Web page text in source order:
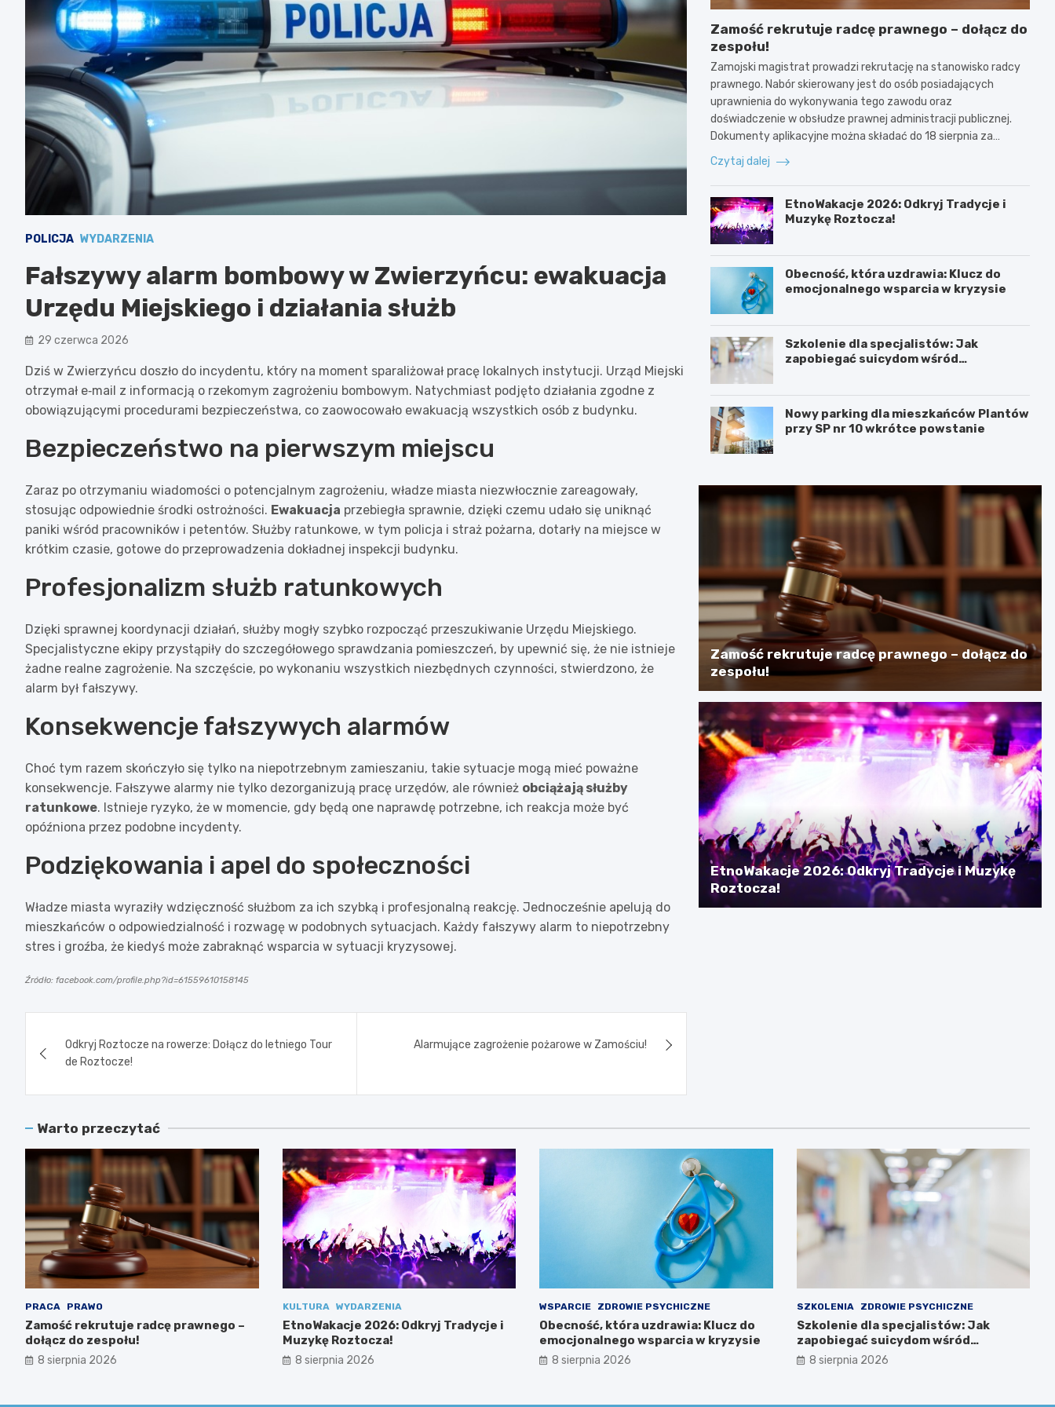
POLICJA WYDARZENIA
Fałszywy alarm bombowy w Zwierzyńcu: ewakuacja
Urzędu Miejskiego i działania służb
29 czerwca 2026
Dziś w Zwierzyńcu doszło do incydentu, który na moment sparaliżował pracę lokalnych instytucji. Urząd Miejski
otrzymał e‑mail z informacją o rzekomym zagrożeniu bombowym. Natychmiast podjęto działania zgodne z
obowiązującymi procedurami bezpieczeństwa, co zaowocowało ewakuacją wszystkich osób z budynku.
Bezpieczeństwo na pierwszym miejscu
Zaraz po otrzymaniu wiadomości o potencjalnym zagrożeniu, władze miasta niezwłocznie zareagowały,
stosując odpowiednie środki ostrożności. Ewakuacja przebiegła sprawnie, dzięki czemu udało się uniknąć
paniki wśród pracowników i petentów. Służby ratunkowe, w tym policja i straż pożarna, dotarły na miejsce w
krótkim czasie, gotowe do przeprowadzenia dokładnej inspekcji budynku.
Profesjonalizm służb ratunkowych
Dzięki sprawnej koordynacji działań, służby mogły szybko rozpocząć przeszukiwanie Urzędu Miejskiego.
Specjalistyczne ekipy przystąpiły do szczegółowego sprawdzania pomieszczeń, by upewnić się, że nie istnieje
żadne realne zagrożenie. Na szczęście, po wykonaniu wszystkich niezbędnych czynności, stwierdzono, że
alarm był fałszywy.
Konsekwencje fałszywych alarmów
Choć tym razem skończyło się tylko na niepotrzebnym zamieszaniu, takie sytuacje mogą mieć poważne
konsekwencje. Fałszywe alarmy nie tylko dezorganizują pracę urzędów, ale również obciążają służby
ratunkowe. Istnieje ryzyko, że w momencie, gdy będą one naprawdę potrzebne, ich reakcja może być
opóźniona przez podobne incydenty.
Podziękowania i apel do społeczności
Władze miasta wyraziły wdzięczność służbom za ich szybką i profesjonalną reakcję. Jednocześnie apelują do
mieszkańców o odpowiedzialność i rozwagę w podobnych sytuacjach. Każdy fałszywy alarm to niepotrzebny
stres i groźba, że kiedyś może zabraknąć wsparcia w sytuacji kryzysowej.
Źródło: facebook.com/profile.php?id=61559610158145
wpisu
Odkryj Roztocze na rowerze: Dołącz do letniego Tour
de Roztocze!
Alarmujące zagrożenie pożarowe w Zamościu!
Zamość rekrutuje radcę prawnego – dołącz do
zespołu!
Zamojski magistrat prowadzi rekrutację na stanowisko radcy
prawnego. Nabór skierowany jest do osób posiadających
uprawnienia do wykonywania tego zawodu oraz
doświadczenie w obsłudze prawnej administracji publicznej.
Dokumenty aplikacyjne można składać do 18 sierpnia za…
Czytaj dalej
EtnoWakacje 2026: Odkryj Tradycje i
Muzykę Roztocza!
Obecność, która uzdrawia: Klucz do
emocjonalnego wsparcia w kryzysie
Szkolenie dla specjalistów: Jak
zapobiegać suicydom wśród
Nowy parking dla mieszkańców Plantów
przy SP nr 10 wkrótce powstanie
Zamość rekrutuje radcę prawnego – dołącz do
zespołu!
EtnoWakacje 2026: Odkryj Tradycje i Muzykę
Roztocza!
Warto przeczytać
PRACA PRAWO
Zamość rekrutuje radcę prawnego –
dołącz do zespołu!
8 sierpnia 2026
KULTURA WYDARZENIA
EtnoWakacje 2026: Odkryj Tradycje i
Muzykę Roztocza!
8 sierpnia 2026
WSPARCIE ZDROWIE PSYCHICZNE
Obecność, która uzdrawia: Klucz do
emocjonalnego wsparcia w kryzysie
8 sierpnia 2026
SZKOLENIA ZDROWIE PSYCHICZNE
Szkolenie dla specjalistów: Jak
zapobiegać suicydom wśród
młodzieży?
8 sierpnia 2026